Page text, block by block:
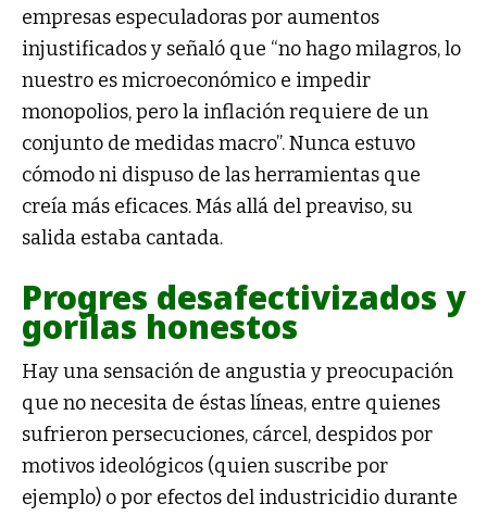
empresas especuladoras por aumentos
injustificados y señaló que “no hago milagros, lo
nuestro es microeconómico e impedir
monopolios, pero la inflación requiere de un
conjunto de medidas macro”. Nunca estuvo
cómodo ni dispuso de las herramientas que
creía más eficaces. Más allá del preaviso, su
salida estaba cantada.
Progres desafectivizados y
gorilas honestos
Hay una sensación de angustia y preocupación
que no necesita de éstas líneas, entre quienes
sufrieron persecuciones, cárcel, despidos por
motivos ideológicos (quien suscribe por
ejemplo) o por efectos del industricidio durante